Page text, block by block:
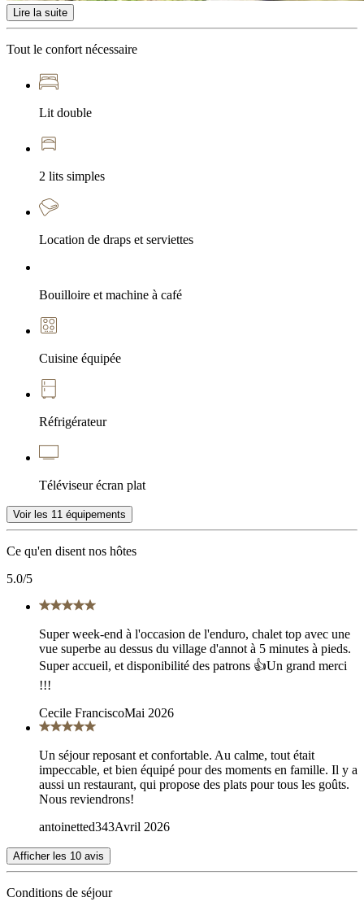
Lire la suite
Tout le confort nécessaire
Lit double
2 lits simples
Location de draps et serviettes
Bouilloire et machine à café
Cuisine équipée
Réfrigérateur
Téléviseur écran plat
Voir les 11 équipements
Ce qu'en disent nos hôtes
5.0/5
Super week-end à l'occasion de l'enduro, chalet top avec une
vue superbe au dessus du village d'annot à 5 minutes à pieds.
Super accueil, et disponibilité des patrons 👍Un grand merci
!!!
Cecile FranciscoMai 2026
Un séjour reposant et confortable. Au calme, tout était
impeccable, et bien équipé pour des moments en famille. Il y a
aussi un restaurant, qui propose des plats pour tous les goûts.
Nous reviendrons!
antoinetted343Avril 2026
Afficher les 10 avis
Conditions de séjour